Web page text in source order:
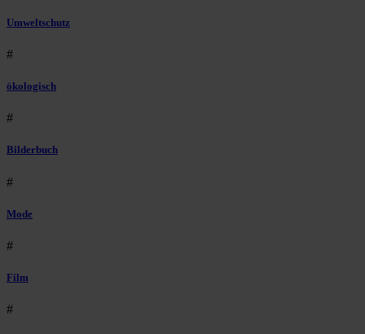
Umweltschutz
#
ökologisch
#
Bilderbuch
#
Mode
#
Film
#